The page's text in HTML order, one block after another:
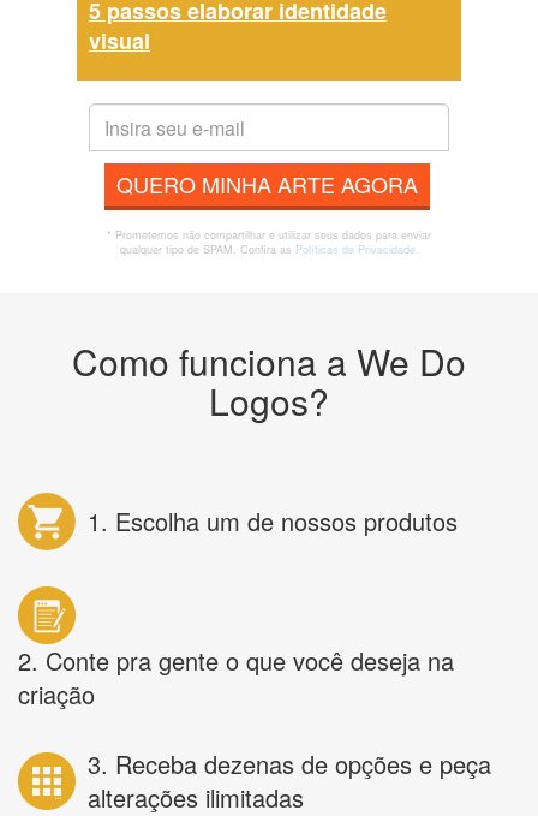
5 passos elaborar identidade
visual
QUERO MINHA ARTE AGORA
* Prometemos não compartilhar e utilizar seus dados para enviar
qualquer tipo de SPAM. Confira as Políticas de Privacidade.
Como funciona a We Do
Logos?
1. Escolha um de nossos produtos
2. Conte pra gente o que você deseja na
criação
3. Receba dezenas de opções e peça
alterações ilimitadas